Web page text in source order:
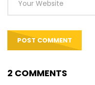
2 COMMENTS